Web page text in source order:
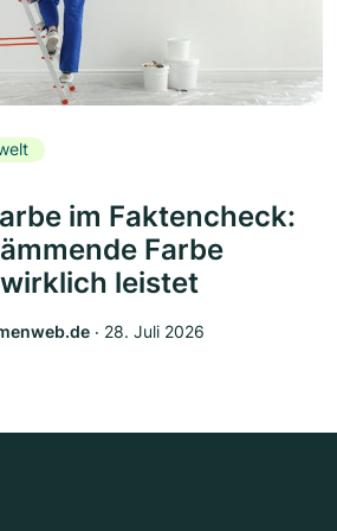
im Faktencheck:
Farbe
leistet
‧ 28. Juli 2026